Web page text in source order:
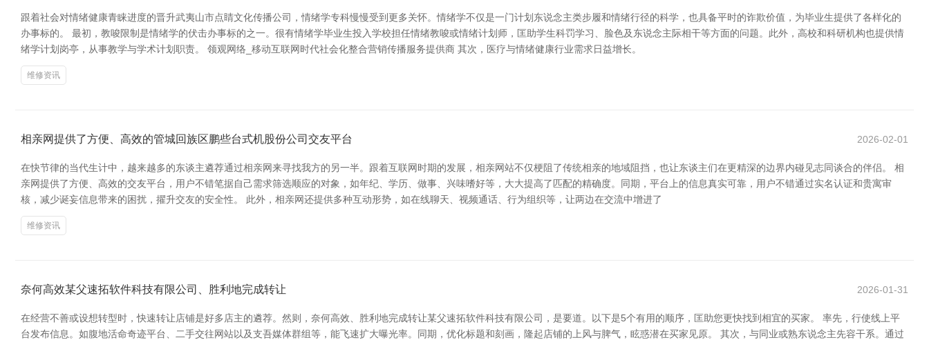
跟着社会对情绪健康青睐进度的晋升武夷山市点睛文化传播公司，情绪学专科慢慢受到更多关怀。情绪学不仅是一门计划东说念主类步履和情绪行径的科学，也具备平时的诈欺价值，为毕业生提供了各样化的
办事标的。 最初，教唆限制是情绪学的伏击办事标的之一。很有情绪学毕业生投入学校担任情绪教唆或情绪计划师，匡助学生科罚学习、脸色及东说念主际相干等方面的问题。此外，高校和科研机构也提供情
绪学计划岗亭，从事教学与学术计划职责。 领观网络_移动互联网时代社会化整合营销传播服务提供商 其次，医疗与情绪健康行业需求日益增长。
维修资讯
相亲网提供了方便、高效的管城回族区鹏些台式机股份公司交友平台 2026-02-01
在快节律的当代生计中，越来越多的东谈主遴荐通过相亲网来寻找我方的另一半。跟着互联网时期的发展，相亲网站不仅梗阻了传统相亲的地域阻挡，也让东谈主们在更精深的边界内碰见志同谈合的伴侣。 相
亲网提供了方便、高效的交友平台，用户不错笔据自己需求筛选顺应的对象，如年纪、学历、做事、兴味嗜好等，大大提高了匹配的精确度。同期，平台上的信息真实可靠，用户不错通过实名认证和贵寓审
核，减少诞妄信息带来的困扰，擢升交友的安全性。 此外，相亲网还提供多种互动形势，如在线聊天、视频通话、行为组织等，让两边在交流中增进了
维修资讯
奈何高效某父速拓软件科技有限公司、胜利地完成转让 2026-01-31
在经营不善或设想转型时，快速转让店铺是好多店主的遴荐。然则，奈何高效、胜利地完成转让某父速拓软件科技有限公司，是要道。以下是5个有用的顺序，匡助您更快找到相宜的买家。 率先，行使线上平
台发布信息。如腹地活命奇迹平台、二手交往网站以及支吾媒体群组等，能飞速扩大曝光率。同期，优化标题和刻画，隆起店铺的上风与脾气，眩惑潜在买家见原。 其次，与同业或熟东说念主先容干系。通过